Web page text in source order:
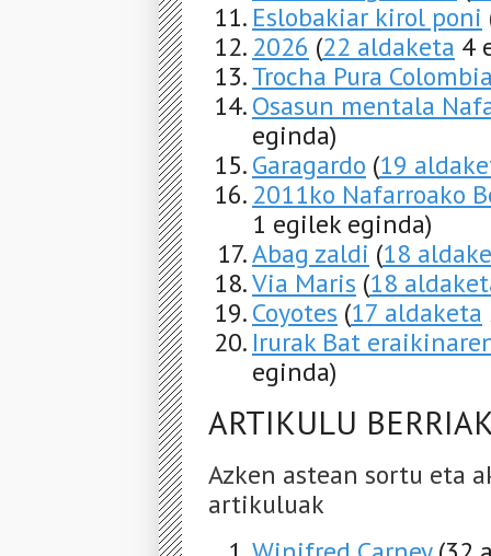
Eslobakiar kirol poni
2026 (22 aldaketa 4
Trocha Pura
Osasun mentala
eginda)
Garagardo (19
2011ko Nafarroako
1 egilek eginda)
Abag zaldi (18
Via Maris (18
Coyotes (17 aldaketa
Irurak Bat
eginda)
ARTIKULU
Azken astean sortu eta
artikuluak